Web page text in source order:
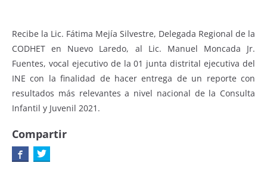
Recibe la Lic. Fátima Mejía Silvestre, Delegada Regional de la
CODHET en Nuevo Laredo, al Lic. Manuel Moncada Jr.
Fuentes, vocal ejecutivo de la 01 junta distrital ejecutiva del
INE con la finalidad de hacer entrega de un reporte con
resultados más relevantes a nivel nacional de la Consulta
Infantil y Juvenil 2021.
Compartir